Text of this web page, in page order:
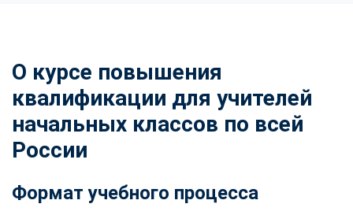
О курсе повышения
квалификации для учителей
начальных классов по всей
России
Формат учебного процесса